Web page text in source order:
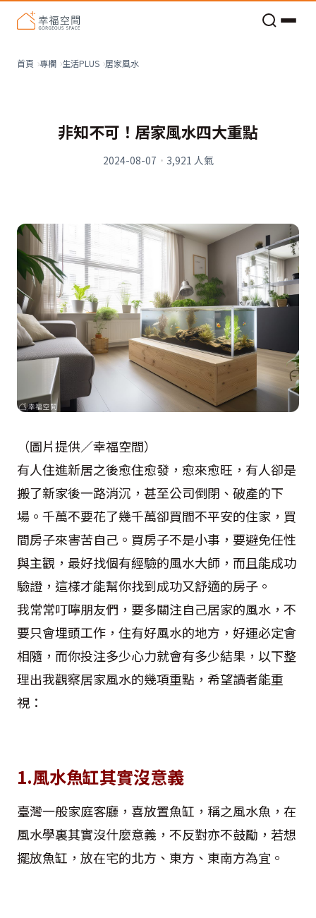
首頁 專欄 生活PLUS 居家風水
非知不可！居家風水四大重點
2024-08-07 · 3,921 人氣
（圖片提供／幸福空間）
有人住進新居之後愈住愈發，愈來愈旺，有人卻是
搬了新家後一路消沉，甚至公司倒閉、破產的下
場。千萬不要花了幾千萬卻買間不平安的住家，買
間房子來害苦自己。買房子不是小事，要避免任性
與主觀，最好找個有經驗的風水大師，而且能成功
驗證，這樣才能幫你找到成功又舒適的房子。
我常常叮嚀朋友們，要多關注自己居家的風水，不
要只會埋頭工作，住有好風水的地方，好運必定會
相隨，而你投注多少心力就會有多少結果，以下整
理出我觀察居家風水的幾項重點，希望讀者能重
視：
1.風水魚缸其實沒意義
臺灣一般家庭客廳，喜放置魚缸，稱之風水魚，在
風水學裏其實沒什麼意義，不反對亦不鼓勵，若想
擺放魚缸，放在宅的北方、東方、東南方為宜。